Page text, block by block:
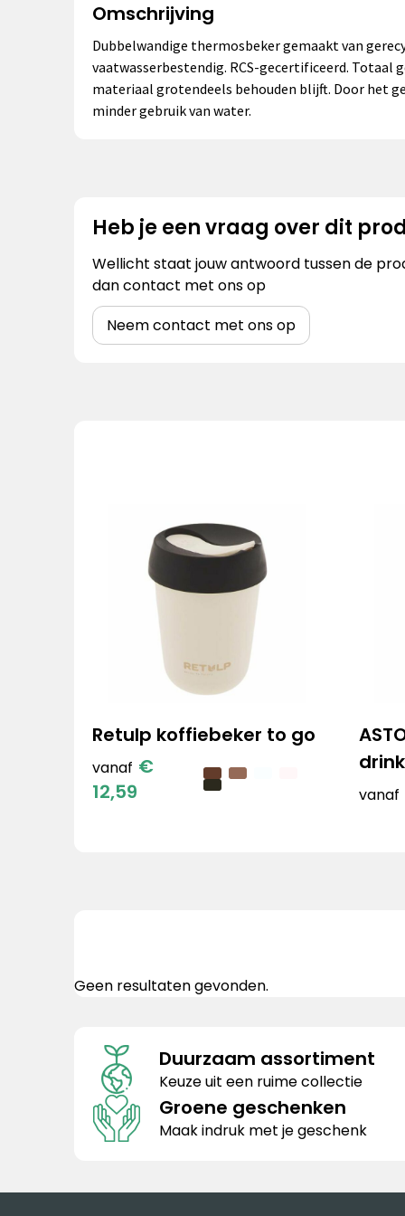
Omschrijving
Dubbelwandige thermosbeker gemaakt van
vaatwasserbestendig. RCS-gecertificeerd. Totaal
materiaal grotendeels behouden blijft. Door het
minder gebruik van water.
Heb je een vraag over dit
Wellicht staat jouw antwoord tussen de
dan contact met ons op
Neem contact met ons op
Retulp koffiebeker to go
vanaf €
12,59
vanaf
Geen resultaten gevonden.
Duurzaam assortiment
Keuze uit een ruime collectie
Groene geschenken
Maak indruk met je geschenk